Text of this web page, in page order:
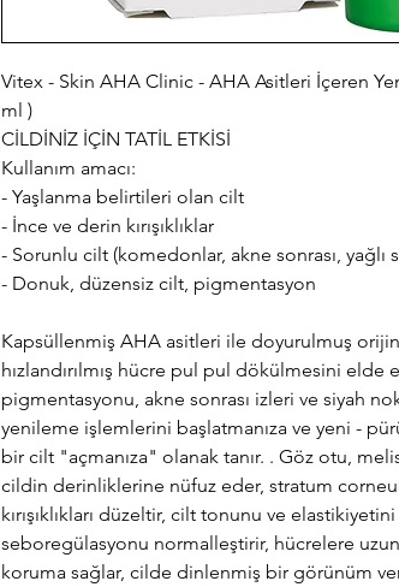
Vitex - Skin AHA Clinic - AHA Asitleri İçeren
ml )
CİLDİNİZ İÇİN TATİL ETKİSİ
Kullanım amacı:
- Yaşlanma belirtileri olan cilt
- İnce ve derin kırışıklıklar
- Sorunlu cilt (komedonlar, akne sonrası, yağlı
- Donuk, düzensiz cilt, pigmentasyon
Kapsüllenmiş AHA asitleri ile doyurulmuş
hızlandırılmış hücre pul pul dökülmesini elde
pigmentasyonu, akne sonrası izleri ve siyah
yenileme işlemlerini başlatmanıza ve yeni -
bir cilt "açmanıza" olanak tanır. . Göz otu,
cildin derinliklerine nüfuz eder, stratum
kırışıklıkları düzeltir, cilt tonunu ve
seboregülasyonu normalleştirir, hücrelere
koruma sağlar, cilde dinlenmiş bir görünüm